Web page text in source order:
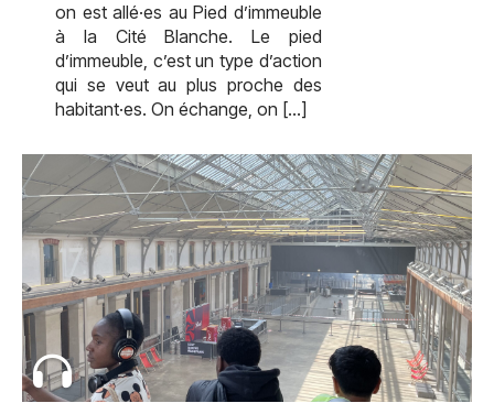
on est allé·es au Pied d’immeuble
à la Cité Blanche. Le pied
d’immeuble, c’est un type d’action
qui se veut au plus proche des
habitant·es. On échange, on […]